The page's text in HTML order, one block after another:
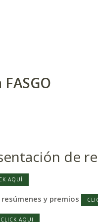
de
AQUÍ
y premios
CLICK AQUI